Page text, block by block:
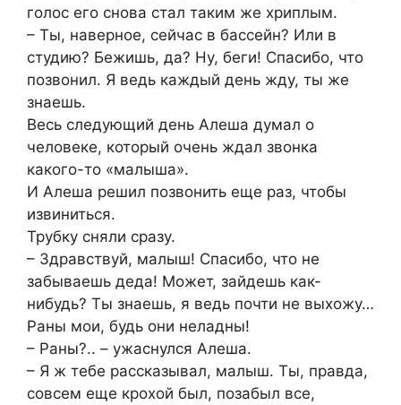
голос его снова стал таким же хриплым.
– Ты, наверное, сейчас в бассейн? Или в
студию? Бежишь, да? Ну, беги! Спасибо, что
позвонил. Я ведь каждый день жду, ты же
знаешь.
Весь следующий день Алеша думал о
человеке, который очень ждал звонка
какого-то «малыша».
И Алеша решил позвонить еще раз, чтобы
извиниться.
Трубку сняли сразу.
– Здравствуй, малыш! Спасибо, что не
забываешь деда! Может, зайдешь как-
нибудь? Ты знаешь, я ведь почти не выхожу…
Раны мои, будь они неладны!
– Раны?.. – ужаснулся Алеша.
– Я ж тебе рассказывал, малыш. Ты, правда,
совсем еще крохой был, позабыл все,